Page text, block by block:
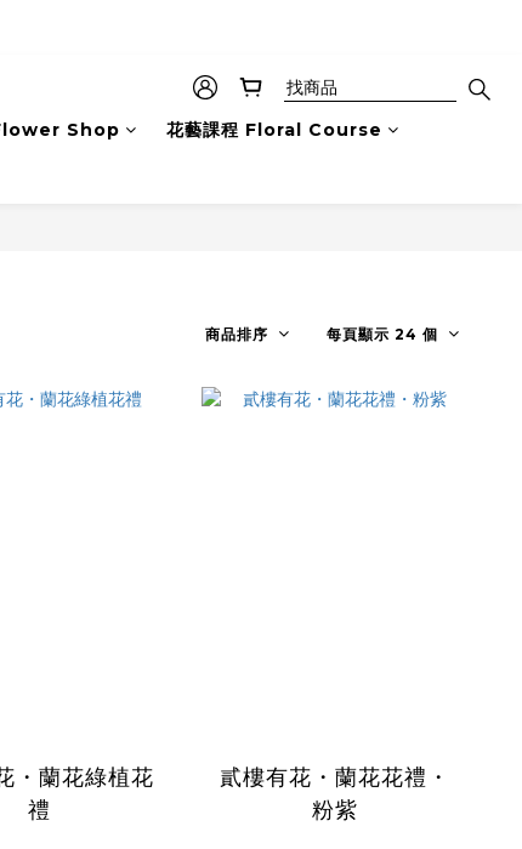
Shop 花藝課程 Floral Course
商品排序 每頁顯示 24 個
・蘭花綠植花
禮
貳樓有花・蘭花花禮・
粉紫